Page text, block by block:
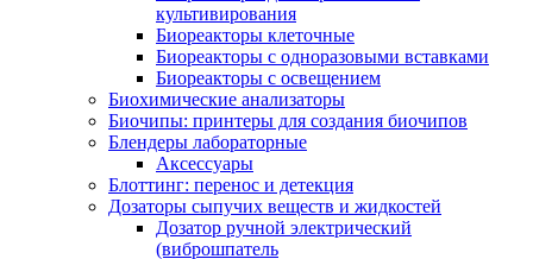
культивирования
Биореакторы клеточные
Биореакторы с одноразовыми вставками
Биореакторы с освещением
Биохимические анализаторы
Биочипы: принтеры для создания биочипов
Блендеры лабораторные
Аксессуары
Блоттинг: перенос и детекция
Дозаторы сыпучих веществ и жидкостей
Дозатор ручной электрический
(виброшпатель